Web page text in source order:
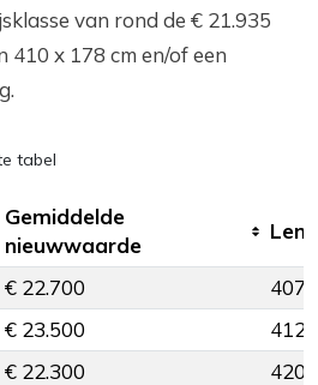
van rond de € 21.935
410 x 178 cm en/of een
tabel
Gemiddelde
nieuwwaarde
€ 22.700
407
€ 23.500
412
€ 22.300
420